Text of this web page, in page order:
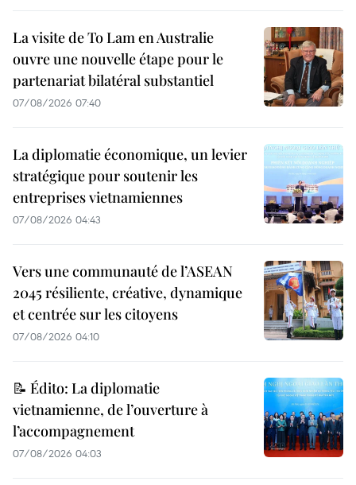
La visite de To Lam en Australie
ouvre une nouvelle étape pour le
partenariat bilatéral substantiel
07/08/2026 07:40
La diplomatie économique, un levier
stratégique pour soutenir les
entreprises vietnamiennes
07/08/2026 04:43
Vers une communauté de l’ASEAN
2045 résiliente, créative, dynamique
et centrée sur les citoyens
07/08/2026 04:10
📝 Édito: La diplomatie
vietnamienne, de l’ouverture à
l’accompagnement
07/08/2026 04:03